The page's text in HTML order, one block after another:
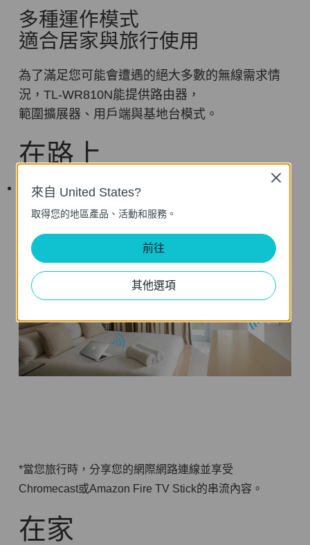
多種運作模式
適合居家與旅行使用
為了滿足您可能會遭遇的絕大多數的無線需求情
況，TL-WR810N能提供路由器，
範圍擴展器、用戶端與基地台模式。
在路上
路由器模式
立即創建一個私人無線網路並分享網際網路存取
*當您旅行時，分享您的網際網路連線並享受
Chromecast或Amazon Fire TV Stick的串流內容。
在家
來自 United States?
取得您的地區產品、活動和服務。
前往
其他選項
Close